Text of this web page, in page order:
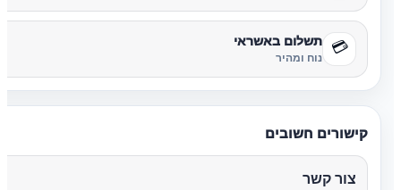
💳 תשלום באשראי
נוח ומהיר
קישורים חשובים
צור קשר